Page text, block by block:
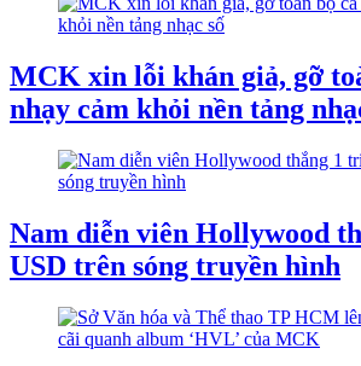
MCK xin lỗi khán giả, gỡ
nhạy cảm khỏi nền tảng
Nam diễn viên Hollywood
USD trên sóng truyền hình